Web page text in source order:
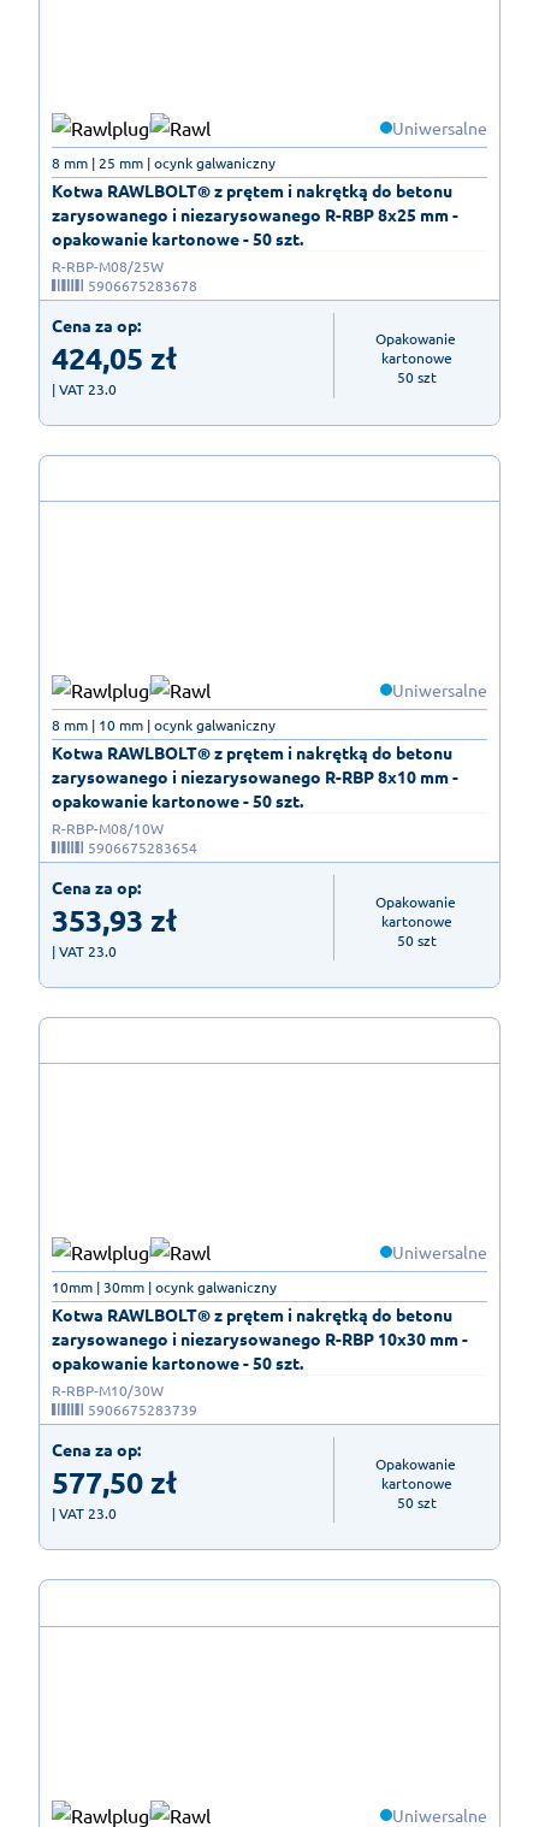
Uniwersalne
Kotwa RAWLBOLT® z prętem i nakrętką do betonu
zarysowanego i niezarysowanego R-RBP 8x25 mm -
opakowanie kartonowe - 50 szt.
8 mm | 25 mm | ocynk galwaniczny
R-RBP-M08/25W
5906675283678
Cena za op:
424,05 zł
| VAT 23.0
Opakowanie
kartonowe
50 szt
Uniwersalne
Kotwa RAWLBOLT® z prętem i nakrętką do betonu
zarysowanego i niezarysowanego R-RBP 8x10 mm -
opakowanie kartonowe - 50 szt.
8 mm | 10 mm | ocynk galwaniczny
R-RBP-M08/10W
5906675283654
Cena za op:
353,93 zł
| VAT 23.0
Opakowanie
kartonowe
50 szt
Uniwersalne
Kotwa RAWLBOLT® z prętem i nakrętką do betonu
zarysowanego i niezarysowanego R-RBP 10x30 mm -
opakowanie kartonowe - 50 szt.
10mm | 30mm | ocynk galwaniczny
R-RBP-M10/30W
5906675283739
Cena za op:
577,50zł
| VAT 23.0
Opakowanie
kartonowe
50 szt
Uniwersalne